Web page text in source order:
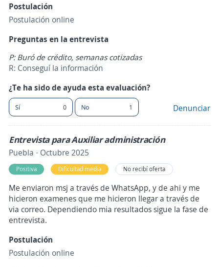
Postulación
Postulación online
Preguntas en la entrevista
P: Buró de crédito, semanas cotizadas
R: Conseguí la información
¿Te ha sido de ayuda esta evaluación?
Sí 0 No 1 Denunciar
Entrevista para Auxiliar administración
Puebla · Octubre 2025
Positiva Dificultad media No recibí oferta
Me enviaron msj a través de WhatsApp, y de ahi y me
hicieron examenes que me hicieron llegar a través de
via correo. Dependiendo mia resultados sigue la fase de
entrevista.
Postulación
Postulación online